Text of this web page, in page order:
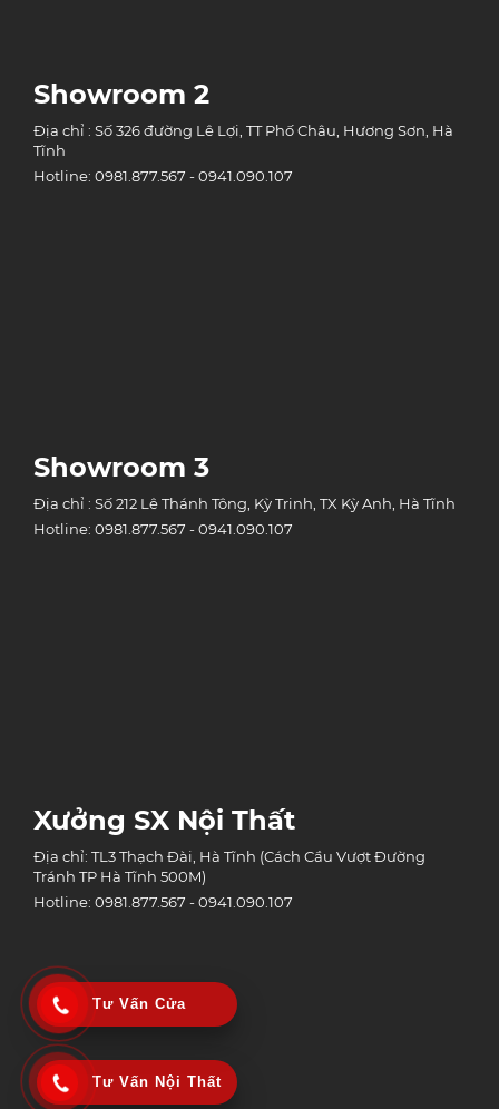
Showroom 2
Địa chỉ : Số 326 đường Lê Lợi, TT Phố Châu, Hương Sơn, Hà
Tĩnh
Hotline: 0981.877.567 - 0941.090.107
Showroom 3
Địa chỉ : Số 212 Lê Thánh Tông, Kỳ Trinh, TX Kỳ Anh, Hà Tĩnh
Hotline: 0981.877.567 - 0941.090.107
Xưởng SX Nội Thất
Địa chỉ: TL3 Thạch Đài, Hà Tĩnh (Cách Cầu Vượt Đường
Tránh TP Hà Tĩnh 500M)
Hotline: 0981.877.567 - 0941.090.107
Tư Vấn Cửa
Tư Vấn Nội Thất